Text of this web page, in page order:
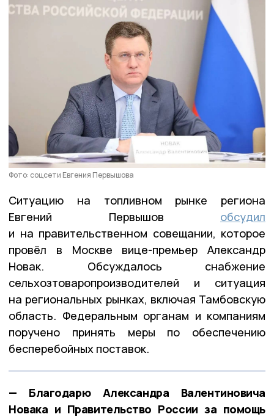
Фото: соцсети Евгения Первышова
Ситуацию на топливном рынке региона
Евгений Первышов обсудил
и на правительственном совещании, которое
провёл в Москве вице-премьер Александр
Новак. Обсуждалось снабжение
сельхозтоваропроизводителей и ситуация
на региональных рынках, включая Тамбовскую
область. Федеральным органам и компаниям
поручено принять меры по обеспечению
бесперебойных поставок.
— Благодарю Александра Валентиновича
Новака и Правительство России за помощь